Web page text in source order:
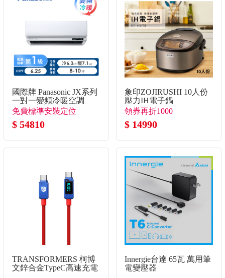
國際牌 Panasonic JX系列
一對一變頻冷暖空調
免費標準安裝定位
$ 54810
象印ZOJIRUSHI 10人份
壓力IH電子鍋
領券再折1000
$ 14990
TRANSFORMERS 柯博
文鋅合金TypeC高速充電
Innergie台達 65瓦 萬用筆
電變壓器